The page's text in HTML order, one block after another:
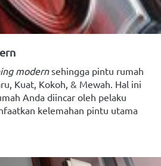
modern sehingga pintu rumah
Kuat, Kokoh, & Mewah. Hal ini
Anda diincar oleh pelaku
kelemahan pintu utama